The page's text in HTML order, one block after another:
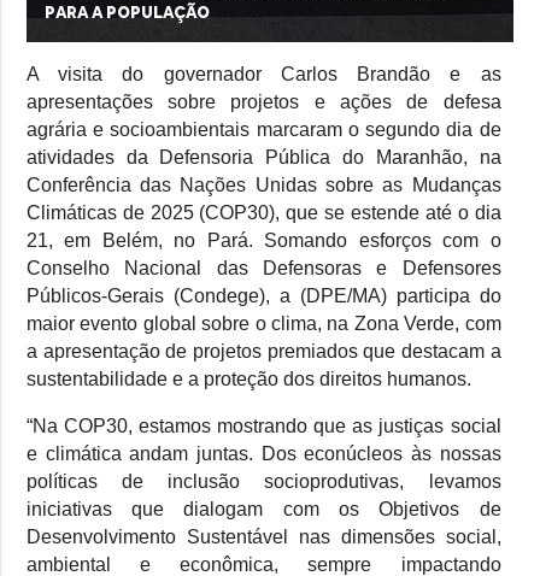
para a população
A visita do governador Carlos Brandão e as
apresentações sobre projetos e ações de defesa
agrária e socioambientais marcaram o segundo dia de
atividades da Defensoria Pública do Maranhão, na
Conferência das Nações Unidas sobre as Mudanças
Climáticas de 2025 (COP30), que se estende até o dia
21, em Belém, no Pará. Somando esforços com o
Conselho Nacional das Defensoras e Defensores
Públicos-Gerais (Condege), a (DPE/MA) participa do
maior evento global sobre o clima, na Zona Verde, com
a apresentação de projetos premiados que destacam a
sustentabilidade e a proteção dos direitos humanos.
“Na COP30, estamos mostrando que as justiças social
e climática andam juntas. Dos econúcleos às nossas
políticas de inclusão socioprodutivas, levamos
iniciativas que dialogam com os Objetivos de
Desenvolvimento Sustentável nas dimensões social,
ambiental e econômica, sempre impactando